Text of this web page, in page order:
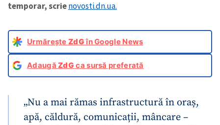
temporar, scrienovosti.dn.ua.
Urmărește ZdGîn Google News
AdaugăZdG ca sursă preferată
„Nu a mai rămas infrastructură în oraș,
apă, căldură, comunicații, mâncare –